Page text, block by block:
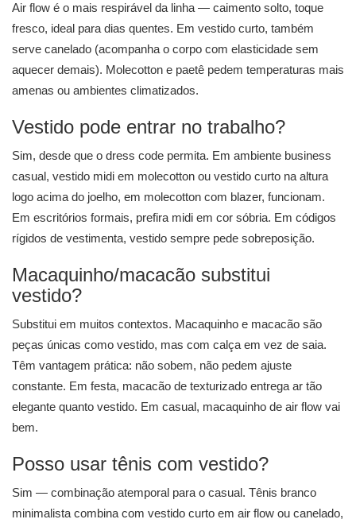
Air flow é o mais respirável da linha — caimento solto, toque
fresco, ideal para dias quentes. Em vestido curto, também
serve canelado (acompanha o corpo com elasticidade sem
aquecer demais). Molecotton e paetê pedem temperaturas mais
amenas ou ambientes climatizados.
Vestido pode entrar no trabalho?
Sim, desde que o dress code permita. Em ambiente business
casual, vestido midi em molecotton ou vestido curto na altura
logo acima do joelho, em molecotton com blazer, funcionam.
Em escritórios formais, prefira midi em cor sóbria. Em códigos
rígidos de vestimenta, vestido sempre pede sobreposição.
Macaquinho/macacão substitui
vestido?
Substitui em muitos contextos. Macaquinho e macacão são
peças únicas como vestido, mas com calça em vez de saia.
Têm vantagem prática: não sobem, não pedem ajuste
constante. Em festa, macacão de texturizado entrega ar tão
elegante quanto vestido. Em casual, macaquinho de air flow vai
bem.
Posso usar tênis com vestido?
Sim — combinação atemporal para o casual. Tênis branco
minimalista combina com vestido curto em air flow ou canelado,